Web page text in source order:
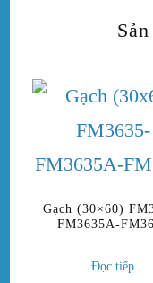
Gạch (30×60)
FM3635A-
Đọc tiếp